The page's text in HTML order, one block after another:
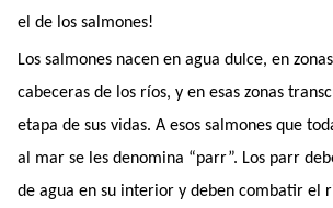
el de los salmones!
Los salmones nacen en agua dulce, en
cabeceras de los ríos, y en esas zonas
etapa de sus vidas. A esos salmones que
al mar se les denomina “parr”. Los parr
de agua en su interior y deben combatir el